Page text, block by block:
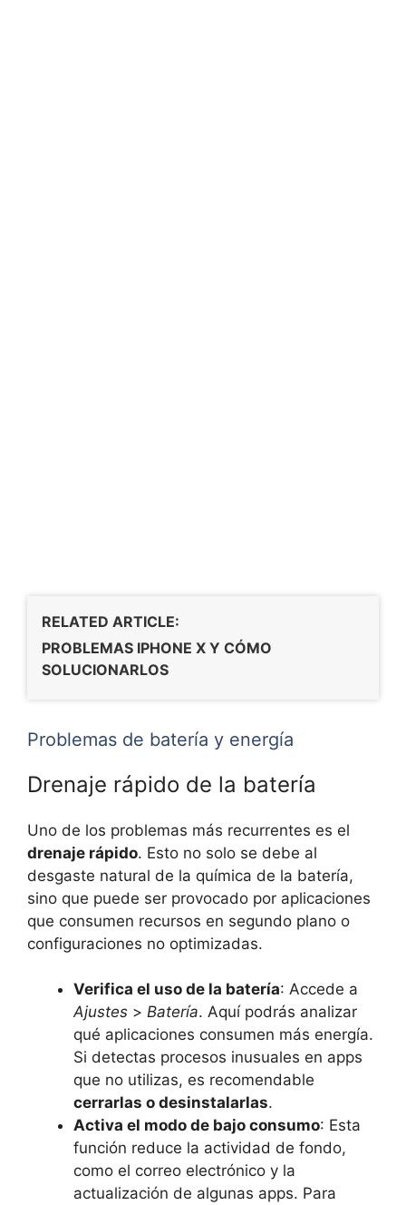
RELATED ARTICLE:
PROBLEMAS IPHONE X Y CÓMO
SOLUCIONARLOS
Problemas de batería y energía
Drenaje rápido de la batería
Uno de los problemas más recurrentes es el
drenaje rápido. Esto no solo se debe al
desgaste natural de la química de la batería,
sino que puede ser provocado por aplicaciones
que consumen recursos en segundo plano o
configuraciones no optimizadas.
Verifica el uso de la batería: Accede a
Ajustes > Batería. Aquí podrás analizar
qué aplicaciones consumen más energía.
Si detectas procesos inusuales en apps
que no utilizas, es recomendable
cerrarlas o desinstalarlas.
Activa el modo de bajo consumo: Esta
función reduce la actividad de fondo,
como el correo electrónico y la
actualización de algunas apps. Para